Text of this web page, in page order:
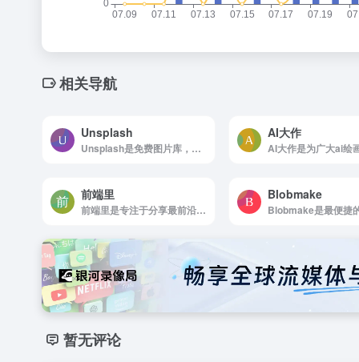
相关导航
Unsplash
Unsplash是免费图片库，适合任何项目使用，无版权限制
AI大作
前端里
前端里是专注于分享最前沿的Web开发技术
Blobmake
暂无评论